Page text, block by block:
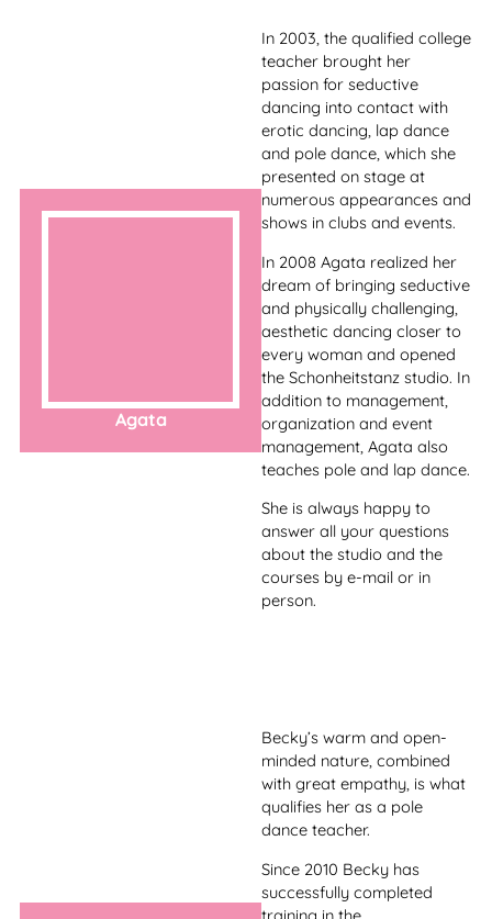
Melina Rival
Berufung im Burlesque
gefunden und steht seit
Januar 2023 auf der Bühne.
Sie entwickelt immer neue,
unverwechselbare
Showideen.
Einzigartig, aufregend,
leidenschaftlich, sinnlich,
originell und manchmal
verrückt – ihre Auftritte
haben alles!
Mit Leib und Seele setzt sie
ihre Kurven auf der Bühne
in Szene und zeigt stolz,
dass sie nicht ohne Grund
„THE Ass“ genannt wird !
Melina ist auf den Bühnen
Berlins und oft auch auf
internationalen Festivals
anzutreffen. Sie ist nicht nur
Künstlerin und Lehrerin
sondern auch
Eventorganisatorin der
Burlesque zu schlüpfen und
auch euch sicherer in und
mit eurem Körper zu fühlen.